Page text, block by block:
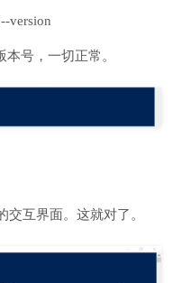
version
本号，一切正常。
互界面。这就对了。